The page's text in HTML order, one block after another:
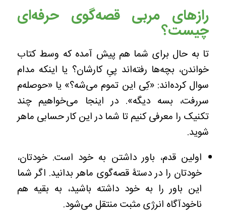
رازهای مربی قصه‌گوی حرفه‌ای
چیست؟
تا به حال برای شما هم پیش آمده که وسط کتاب
خواندن، بچه‌ها رفته‌اند پیِ کارشان؟ یا اینکه مدام
سوال کرده‌اند: «کِی این تموم می‌شه؟» یا «حوصله‌م
سررفت، بسه دیگه». در اینجا می‌خواهیم چند
تکنیک را معرفی کنیم تا شما در این کار حسابی ماهر
شوید.
اولین قدم، باور داشتن به خود است. خودتان،
خودتان را در دستۀ قصه‌گوی ماهر بدانید. اگر شما
این باور را به خود داشته باشید، به بقیه هم
ناخودآگاه انرژی مثبت منتقل می‌شود.